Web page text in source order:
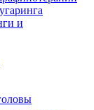
и